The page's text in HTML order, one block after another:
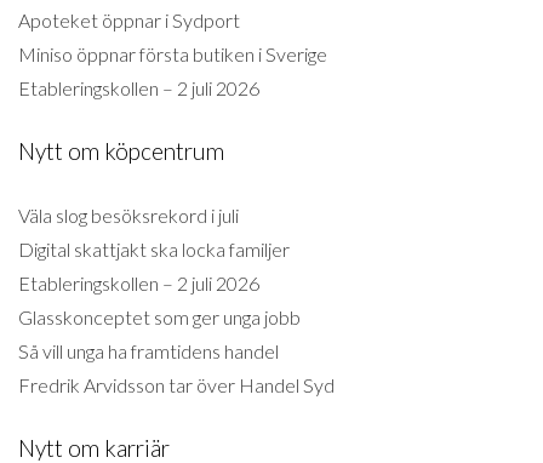
Apoteket öppnar i Sydport
Miniso öppnar första butiken i Sverige
Etableringskollen – 2 juli 2026
Nytt om köpcentrum
Väla slog besöksrekord i juli
Digital skattjakt ska locka familjer
Etableringskollen – 2 juli 2026
Glasskonceptet som ger unga jobb
Så vill unga ha framtidens handel
Fredrik Arvidsson tar över Handel Syd
Nytt om karriär